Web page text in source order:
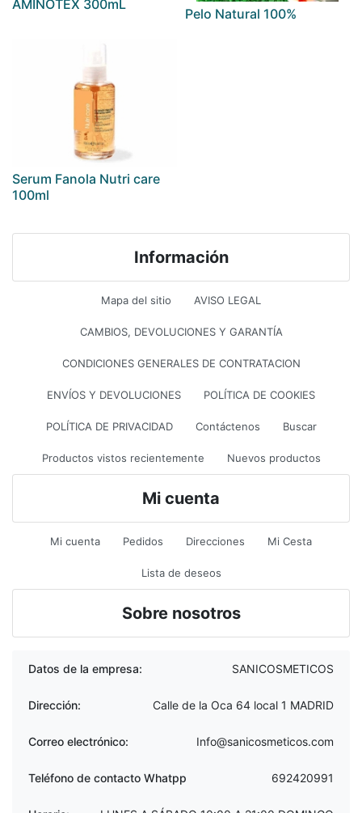
AMINOTEX 300mL
Pelo Natural 100%
Serum Fanola Nutri care
100ml
Información
Mapa del sitio AVISO LEGAL
CAMBIOS, DEVOLUCIONES Y GARANTÍA
CONDICIONES GENERALES DE CONTRATACION
ENVÍOS Y DEVOLUCIONES POLÍTICA DE COOKIES
POLÍTICA DE PRIVACIDAD Contáctenos Buscar
Productos vistos recientemente Nuevos productos
Mi cuenta
Mi cuenta Pedidos Direcciones Mi Cesta
Lista de deseos
Sobre nosotros
Datos de la empresa: SANICOSMETICOS
Dirección: Calle de la Oca 64 local 1 MADRID
Correo electrónico: Info@sanicosmeticos.com
Teléfono de contacto Whatpp 692420991